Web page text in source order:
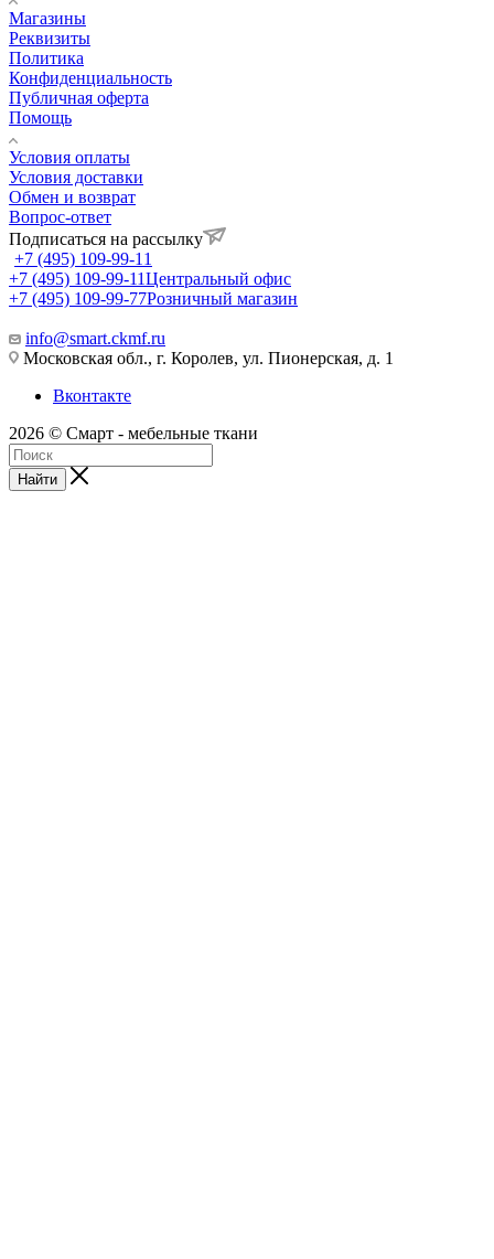
Магазины
Реквизиты
Политика
Конфиденциальность
Публичная оферта
Помощь
Условия оплаты
Условия доставки
Обмен и возврат
Вопрос-ответ
Подписаться на рассылку
+7 (495) 109-99-11
+7 (495) 109-99-11Центральный офис
+7 (495) 109-99-77Розничный магазин
info@smart.ckmf.ru
Московская обл., г. Королев, ул. Пионерская, д. 1
Вконтакте
2026 © Смарт - мебельные ткани
Найти